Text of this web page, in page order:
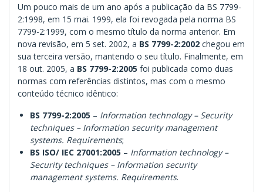
Um pouco mais de um ano após a publicação da BS 7799-
2:1998, em 15 mai. 1999, ela foi revogada pela norma BS
7799-2:1999, com o mesmo título da norma anterior. Em
nova revisão, em 5 set. 2002, a BS 7799-2:2002 chegou em
sua terceira versão, mantendo o seu título. Finalmente, em
18 out. 2005, a BS 7799-2:2005 foi publicada como duas
normas com referências distintos, mas com o mesmo
conteúdo técnico idêntico:
BS 7799-2:2005 – Information technology – Security
techniques – Information security management
systems. Requirements;
BS ISO/ IEC 27001:2005 – Information technology –
Security techniques – Information security
management systems. Requirements.